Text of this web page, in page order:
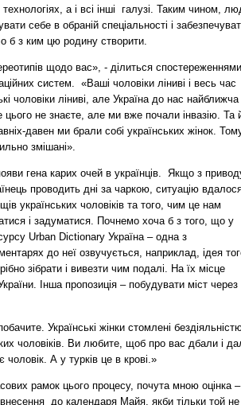
а і всі інші галузі. Таким чином,
себе в обраній спеціальності і
б з ким цю родину створити.
щодо вас», - ділиться спостереженнями
систем. «Ваші чоловіки ліниві і весь час
чоловіки ліниві, але Україна до нас найближча
не знаєте, але ми вже почали інвазію. Та
давен ми брали собі українських жінок.
змішані».
гена карих очей в українців. Якщо з
проводить дні за чаркою, ситуацію
українських чоловіків та того, чим це нам
і задуматися. Почнемо хоча б з того, що у
Urban Dictionary Україна – одна з
до неї озвучується, наприклад, ідея
зібрати і вивезти чим подалі. На їх місце
Інша пропозиція – побудувати міст через
Українські жінки стомлені
чоловіків. Ви любите, щоб про вас дбали і
чоловік. А у турків це в крові.»
рамок цього процесу, почута мною оцінка –
внесення до календаря Майя, якби тільки той не